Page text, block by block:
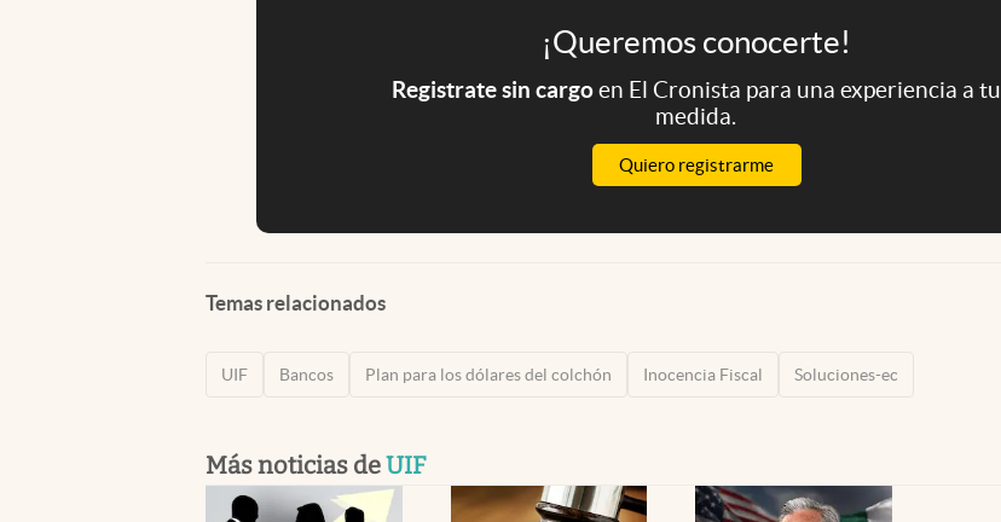
¡Queremos conocerte!
Registrate sin cargoen El Cronista para una experiencia a tu
medida.
Quiero registrarme
Temas relacionados
UIF Bancos Plan para los dólares del colchón Inocencia Fiscal Soluciones-ec
Más noticias deUIF